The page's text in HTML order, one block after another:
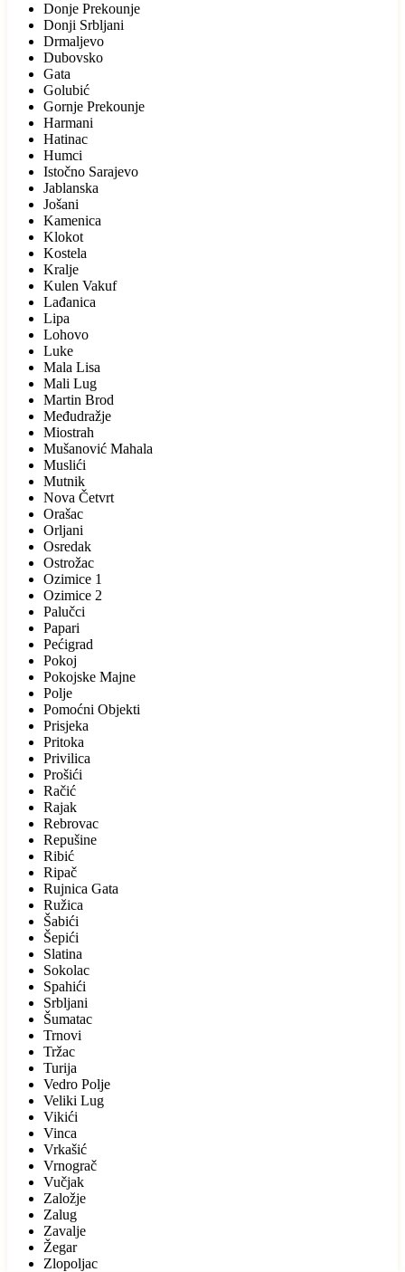
Donje Prekounje
Donji Srbljani
Drmaljevo
Dubovsko
Gata
Golubić
Gornje Prekounje
Harmani
Hatinac
Humci
Istočno Sarajevo
Jablanska
Jošani
Kamenica
Klokot
Kostela
Kralje
Kulen Vakuf
Lađanica
Lipa
Lohovo
Luke
Mala Lisa
Mali Lug
Martin Brod
Međudražje
Miostrah
Mušanović Mahala
Muslići
Mutnik
Nova Četvrt
Orašac
Orljani
Osredak
Ostrožac
Ozimice 1
Ozimice 2
Palučci
Papari
Pećigrad
Pokoj
Pokojske Majne
Polje
Pomoćni Objekti
Prisjeka
Pritoka
Privilica
Prošići
Račić
Rajak
Rebrovac
Repušine
Ribić
Ripač
Rujnica Gata
Ružica
Šabići
Šepići
Slatina
Sokolac
Spahići
Srbljani
Šumatac
Trnovi
Tržac
Turija
Vedro Polje
Veliki Lug
Vikići
Vinca
Vrkašić
Vrnograč
Vučjak
Založje
Zalug
Zavalje
Žegar
Zlopoljac